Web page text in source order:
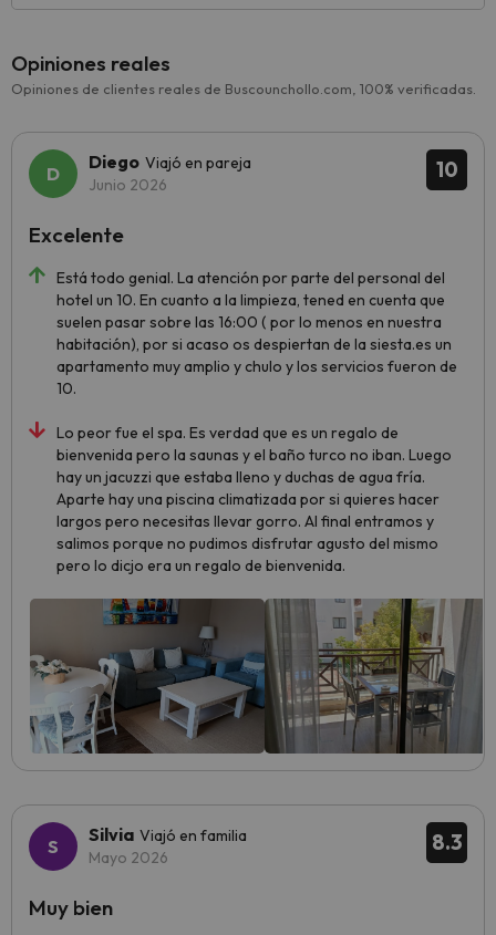
Opiniones reales
Opiniones de clientes reales de Buscounchollo.com, 100% verificadas.
10
Diego Viajó en pareja
Junio 2026
Está todo genial. La atención por parte del personal del
hotel un 10. En cuanto a la limpieza, tened en cuenta que
suelen pasar sobre las 16:00 ( por lo menos en nuestra
habitación), por si acaso os despiertan de la siesta.es un
apartamento muy amplio y chulo y los servicios fueron de
10.
Lo peor fue el spa. Es verdad que es un regalo de
bienvenida pero la saunas y el baño turco no iban. Luego
hay un jacuzzi que estaba lleno y duchas de agua fría.
Aparte hay una piscina climatizada por si quieres hacer
largos pero necesitas llevar gorro. Al final entramos y
salimos porque no pudimos disfrutar agusto del mismo
pero lo dicjo era un regalo de bienvenida.
Excelente
8.3
Silvia Viajó en familia
Mayo 2026
Muy bien